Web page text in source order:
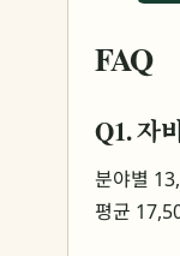
FAQ
Q1. 자
분야별
평균